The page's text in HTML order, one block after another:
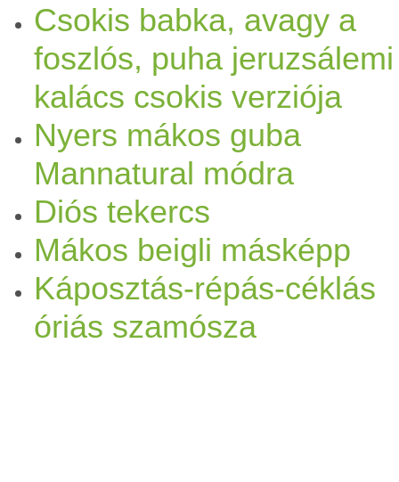
Csokis babka, avagy a
foszlós, puha jeruzsálemi
kalács csokis verziója
Nyers mákos guba
Mannatural módra
Diós tekercs
Mákos beigli másképp
Káposztás-répás-céklás
óriás szamósza